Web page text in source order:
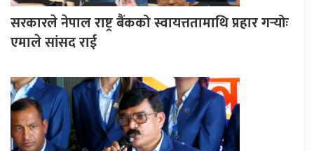
सरकारले नेपाल राष्ट्र बैंकको स्वायत्ततामाथि प्रहार गर्‍योः
एमाले सांसद राई